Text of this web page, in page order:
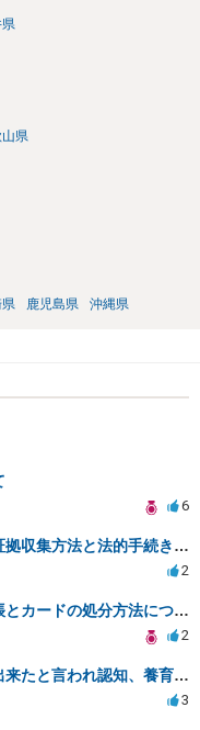
県
鹿児島県 沖縄県
6
不貞行為に対する離婚に有利な証拠収集方法と法的手続きについて
2
離婚後の元配偶者名義の銀行通帳とカードの処分方法について
2
身体だけの関係の相手に子供が出来たと言われ認知、養育費を要求されているが自身の子供か分からない
3